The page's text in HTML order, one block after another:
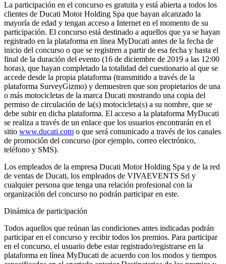
La participación en el concurso es gratuita y está abierta a todos los
clientes de Ducati Motor Holding Spa que hayan alcanzado la
mayoría de edad y tengan acceso a Internet en el momento de su
participación. El concurso está destinado a aquellos que ya se hayan
registrado en la plataforma en línea MyDucati antes de la fecha de
inicio del concurso o que se registren a partir de esa fecha y hasta el
final de la duración del evento (16 de diciembre de 2019 a las 12:00
horas), que hayan completado la totalidad del cuestionario al que se
accede desde la propia plataforma (transmitido a través de la
plataforma SurveyGizmo) y demuestren que son propietarios de una
o más motocicletas de la marca Ducati mostrando una copia del
permiso de circulación de la(s) motocicleta(s) a su nombre, que se
debe subir en dicha plataforma. El acceso a la plataforma MyDucati
se realiza a través de un enlace que los usuarios encontrarán en el
sitio www.ducati.com o que será comunicado a través de los canales
de promoción del concurso (por ejemplo, correo electrónico,
teléfono y SMS).
Los empleados de la empresa Ducati Motor Holding Spa y de la red
de ventas de Ducati, los empleados de VIVAEVENTS Srl y
cualquier persona que tenga una relación profesional con la
organización del concurso no podrán participar en este.
Dinámica de participación
Todos aquellos que reúnan las condiciones antes indicadas podrán
participar en el concurso y recibir todos los premios. Para participar
en el concurso, el usuario debe estar registrado/registrarse en la
plataforma en línea MyDucati de acuerdo con los modos y tiempos